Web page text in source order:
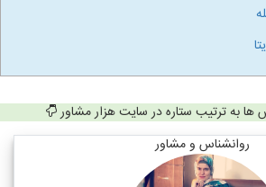
ها به ترتیب ستاره در سایت هزار مشاور
روانشناس و مشاور